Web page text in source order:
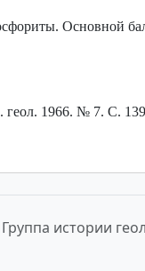
Основной
1966. № 7. С.
Группа истории